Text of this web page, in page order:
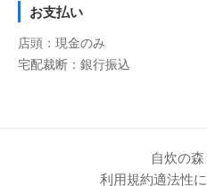
お支払い
店頭：現金のみ
宅配裁断：銀行振込
自炊の
利用規約適法性